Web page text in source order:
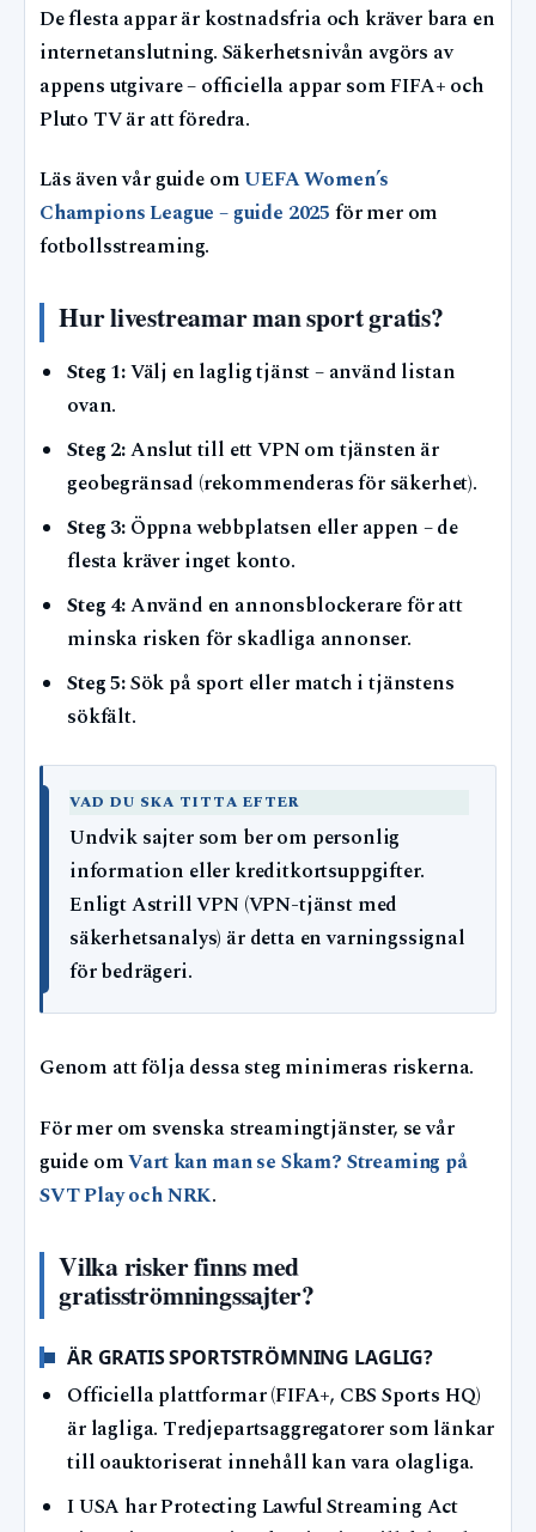
De flesta appar är kostnadsfria och kräver bara en
internetanslutning. Säkerhetsnivån avgörs av
appens utgivare – officiella appar som FIFA+ och
Pluto TV är att föredra.
Läs även vår guide omUEFA Women’s
Champions League – guide 2025 för mer om
fotbollsstreaming.
Hur livestreamar man sport gratis?
Steg 1:Välj en laglig tjänst – använd listan
ovan.
Steg 2:Anslut till ett VPN om tjänsten är
geobegränsad (rekommenderas för säkerhet).
Steg 3:Öppna webbplatsen eller appen – de
flesta kräver inget konto.
Steg 4:Använd en annonsblockerare för att
minska risken för skadliga annonser.
Steg 5:Sök på sport eller match i tjänstens
sökfält.
VAD DU SKA TITTA EFTER
Undvik sajter som ber om personlig
information eller kreditkortsuppgifter.
Enligt Astrill VPN (VPN-tjänst med
säkerhetsanalys) är detta en varningssignal
för bedrägeri.
Genom att följa dessa steg minimeras riskerna.
För mer om svenska streamingtjänster, se vår
guide omVart kan man se Skam? Streaming på
SVT Play och NRK.
Vilka risker finns med
gratisströmningssajter?
ÄR GRATIS SPORTSTRÖMNING LAGLIG?
Officiella plattformar (FIFA+, CBS Sports HQ)
är lagliga. Tredjepartsaggregatorer som länkar
till oauktoriserat innehåll kan vara olagliga.
I USA har Protecting Lawful Streaming Act